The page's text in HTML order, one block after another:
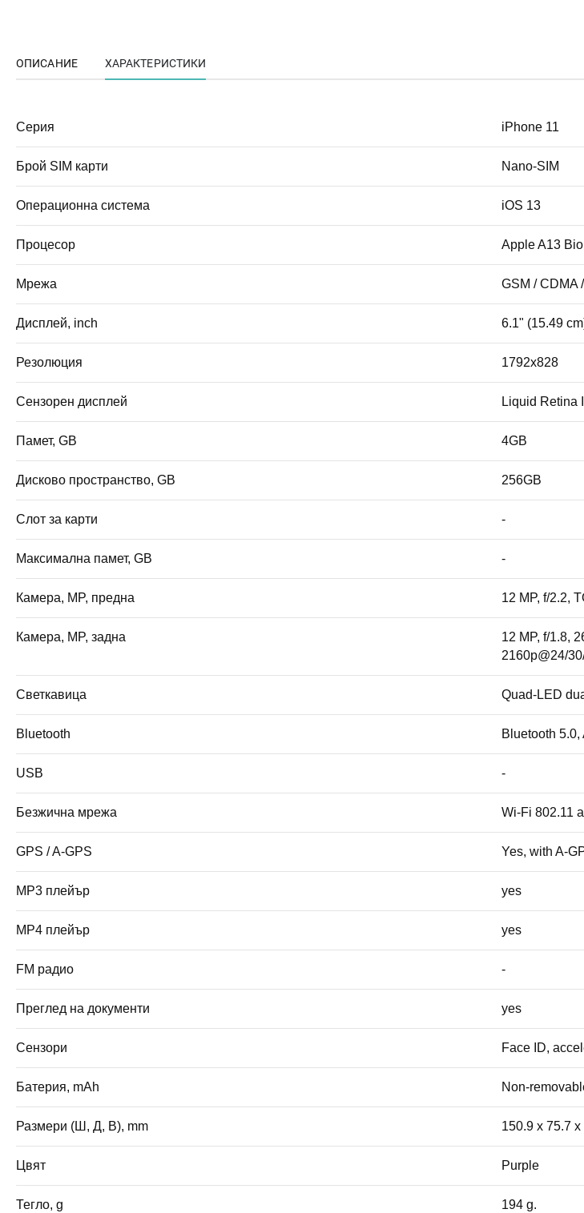
ОПИСАНИЕ ХАРАКТЕРИСТИКИ
Серия iPhone 11
Брой SIM карти Nano-SIM
Операционна система iOS 13
Процесор Apple A13
Мрежа GSM / CDMA
Дисплей, inch 6.1" (15.49
Резолюция 1792x828
Сензорен дисплей Liquid Retina
Памет, GB 4GB
Дисково пространство, GB 256GB
Слот за карти -
Максимална памет, GB -
Камера, MP, предна 12 MP, f/2.2,
Камера, MP, задна
12 MP, f/1.8,
2160p@24/
Светкавица Quad-LED
Bluetooth Bluetooth 5.0,
USB -
Безжична мрежа Wi-Fi 802.11
GPS / A-GPS Yes, with A-
MP3 плейър yes
MP4 плейър yes
FM радио -
Преглед на документи yes
Сензори Face ID,
Батерия, mAh Non-
Размери (Ш, Д, В), mm 150.9 x 75.7 x
Цвят Purple
Тегло, g 194 g.